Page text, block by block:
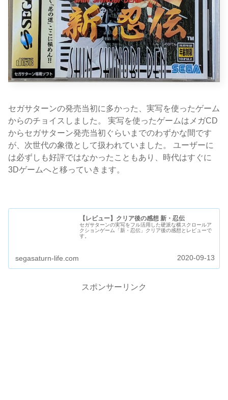
セガサターンの発売当初に多かった、実写を使ったゲーム
からのチョイスしました。 実写を使ったゲームはメガCD
からセガサターン発売当初ぐらいまでのわずかな間です
が、次世代の象徴として扱われていました。 ユーザーに
は必ずしも好評ではなかったこともあり、時代はすぐに
3Dゲームへと移っていきます。
【レビュー】クリア後の感想 新・忍伝
セガサターンの実写をフル活用した硬派な横スクロールア
クションゲーム「新・忍伝」クリア後の感想とレビューで
す。
segasaturn-life.com 2020-09-13
スポンサーリンク